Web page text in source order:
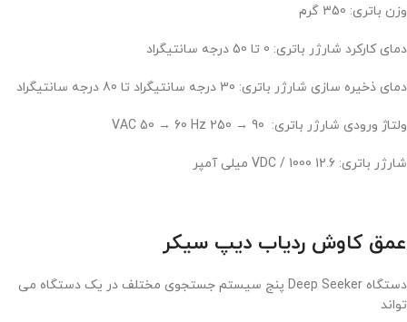
وزن باتری: 350 گرم
دمای کارکرد شارژر باتری: 0 تا 50 درجه سانتیگراد
دمای ذخیره سازی شارژر باتری: 30 درجه سانتیگراد تا 80 درجه سانتیگراد
ولتاژ ورودی شارژر باتری: 90 → 250 VAC 50 → 60 Hz
شارژر باتری: 12.6 VDC / 1000 میلی آمپر
عمق کاوش ردیاب دیپ سیکر
دستگاه Deep Seeker پنج سیستم جستجوی مختلف در یک دستگاه می
تواند